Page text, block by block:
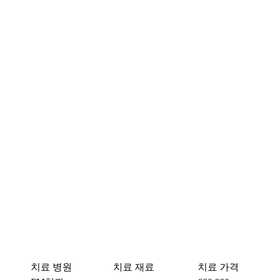
치료 병원 치료 재료
치료 가격